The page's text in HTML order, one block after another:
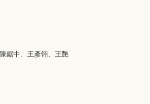
鋸中、王彥翎、王艷